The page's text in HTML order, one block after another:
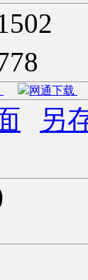
网通下载
另